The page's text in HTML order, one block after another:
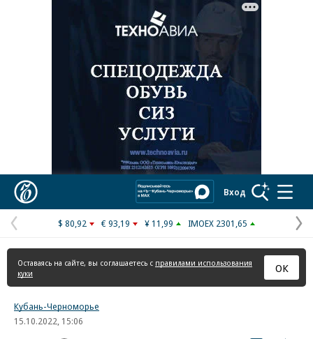
Реклама в «Ъ» www.kommersant.ru/ad
Вход
Предыдущая
страница
$ 80,92 € 93,19 ¥ 11,99 IMOEX 2301,65
Оставаясь на сайте, вы соглашаетесь с правилами использования
куки
ОК
Кубань-Черноморье
15.10.2022, 15:06